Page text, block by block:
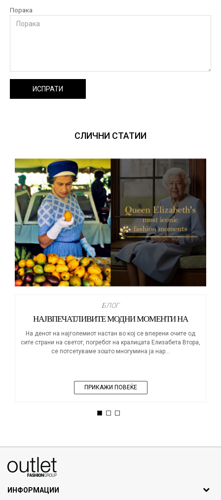
Порака
ИСПРАТИ
СЛИЧНИ СТАТИИ
БЛОГ
НАЈВПЕЧАТЛИВИТЕ МОДНИ МОМЕНТИ НА
КРАЛИЦАТА ЕЛИЗАБЕТА
На денот на најголемиот настан во кој се вперени очите од
сите страни на светот, погребот на кралицата Елизабета Втора,
се потсетуваме зошто многумина ја нар...
ПРИКАЖИ ПОВЕЌЕ
1 2 3
ИНФОРМАЦИИ